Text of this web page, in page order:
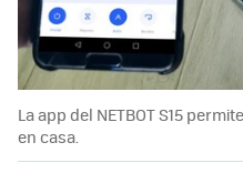
La app del NETBOT S15
en casa.